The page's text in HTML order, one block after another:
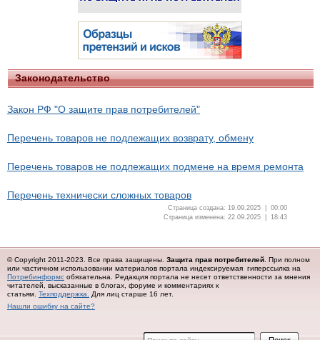
Законодательство
Закон РФ "О защите прав потребителей"
Перечень товаров не подлежащих возврату, обмену
Перечень товаров не подлежащих подмене на время ремонта
Перечень технически сложных товаров
Страница создана: 19.09.2025 | 00:00
Страница изменена: 22.09.2025 | 18:43
© Copyright 2011-2023. Все права защищены. Защита прав потребителей . При полном
или частичном использовании материалов портала индексируемая гиперссылка на
Потребинформс обязательна. Редакция портала не несет ответственности за мнения
читателей, высказанные в блогах, форуме и комментариях к
статьям. Техподдержка.
Для лиц старше 16 лет.
Нашли ошибку на сайте?